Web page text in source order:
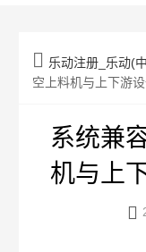
 乐动注册_乐动(
空上料机与上下游
系统兼
机与上
